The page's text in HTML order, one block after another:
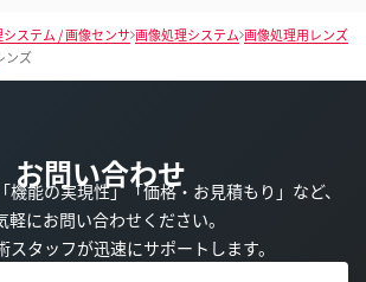
ステム / 画像センサ 画像処理システム 画像処理用レンズ
ンズ
お問い合わせ
機能の実現性」「価格・お見積もり」など、
軽にお問い合わせください。
スタッフが迅速にサポートします。